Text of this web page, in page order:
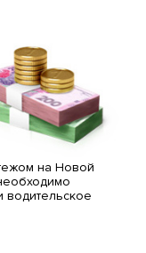
на Новой
водительское